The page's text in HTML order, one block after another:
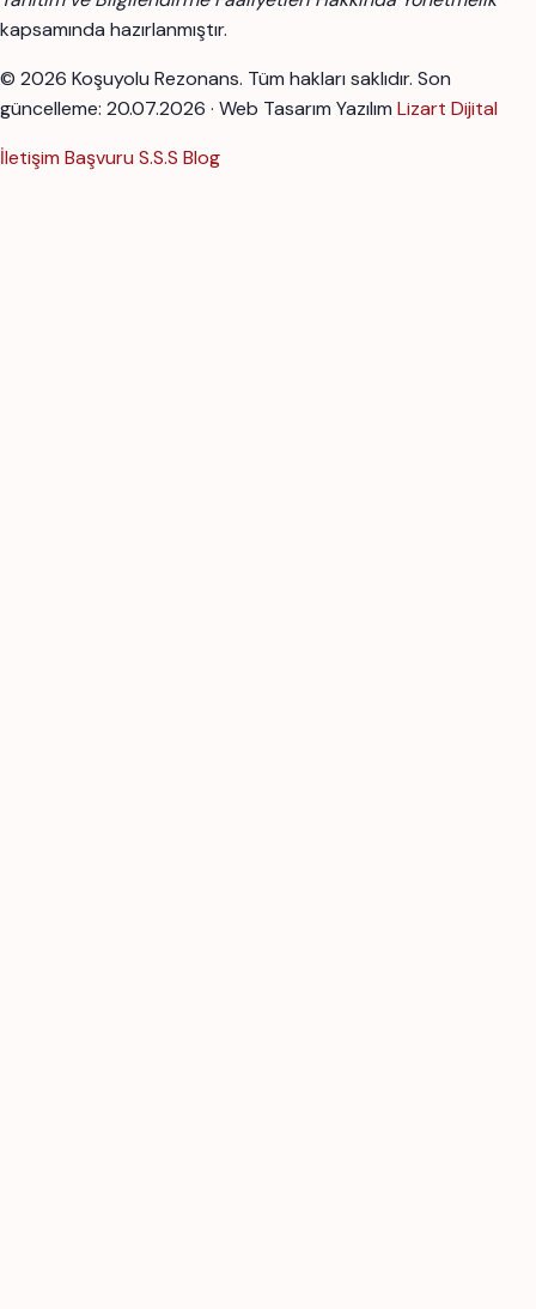
kapsamında hazırlanmıştır.
© 2026 Koşuyolu Rezonans. Tüm hakları saklıdır. Son
güncelleme: 20.07.2026 · Web Tasarım Yazılım Lizart Dijital
İletişim Başvuru S.S.S Blog